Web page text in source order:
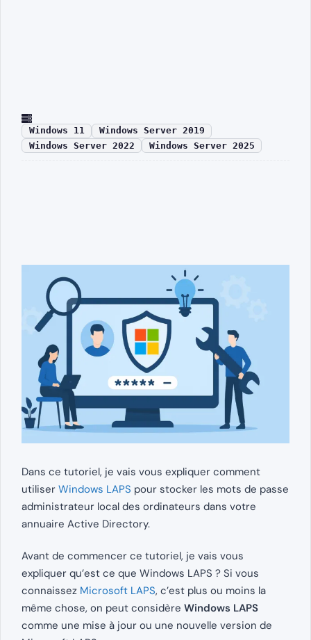
Windows 11
Windows Server 2019
Windows Server 2022
Windows Server 2025
Dans ce tutoriel, je vais vous expliquer comment
utiliser Windows LAPS pour stocker les mots de passe
administrateur local des ordinateurs dans votre
annuaire Active Directory.
Avant de commencer ce tutoriel, je vais vous
expliquer qu’est ce que Windows LAPS ? Si vous
connaissez Microsoft LAPS, c’est plus ou moins la
même chose, on peut considère Windows LAPS
comme une mise à jour ou une nouvelle version de